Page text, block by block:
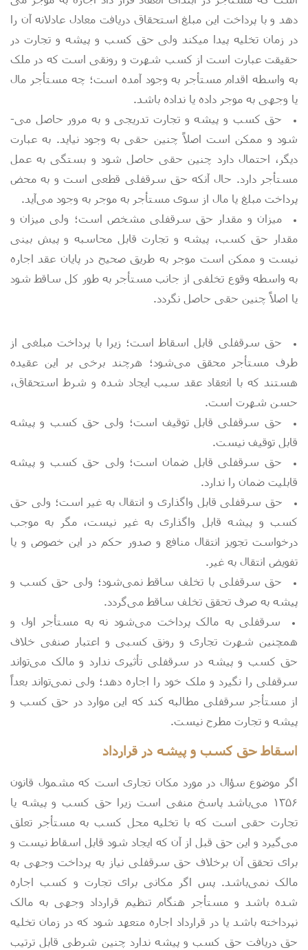
دهد و با پرداخت این مبلغ استحقاق دریافت معادل عادلانه آن را
در زمان تخلیه پیدا می­کند ولی حق کسب و پیشه و تجارت در
حقیقت عبارت است از کسب شهرت و رونقی است که در ملک
به واسطه اقدام مستأجر به وجود آمده است؛ چه مستأجر مال
یا وجهی به موجر داده یا نداده باشد.
حق کسب و پیشه و تجارت تدریجی و به مرور حاصل می‌­
شود و ممکن است اصلاً چنین حقی به وجود نیاید. به عبارت
دیگر، احتمال دارد چنین حقی حاصل شود و بستگی به عمل
مستأجر دارد. حال آنکه حق سرقفلی قطعی است و به محض
پرداخت مبلغ یا مال از سوی مستأجر به موجر به وجود می‌آید.
میزان و مقدار حق سرقفلی مشخص است؛ ولی میزان و
مقدار حق کسب، پیشه و تجارت قابل محاسبه و پیش بینی
نیست و ممکن است موجر به طریق صحیح در پایان عقد اجاره
به واسطه وقوع تخلفی از جانب مستأجر به طور کل ساقط شود
یا اصلاً چنین حقی حاصل نگردد.
حق سرقفلی قابل اسقاط است؛ زیرا با پرداخت مبلغی از
طرف مستأجر محقق می‌­شود؛ هرچند برخی بر این عقیده
هستند که با انعقاد عقد سبب ایجاد شده و شرط استحقاق،
حسن شهرت است.
حق سرقفلی قابل توقیف است؛ ولی حق کسب و پیشه
قابل توقیف نیست.
حق سرقفلی قابل ضمان است؛ ولی حق کسب و پیشه
قابلیت ضمان را ندارد.
حق سرقفلی قابل واگذاری و انتقال به غیر است؛ ولی حق
کسب و پیشه قابل واگذاری به غیر نیست، مگر به موجب
درخواست تجویز انتقال منافع و صدور حکم در این خصوص و یا
تفویض انتقال به غیر.
حق سرقفلی با تخلف ساقط نمی‌­شود؛ ولی حق کسب و
پیشه به صرف تحقق تخلف ساقط می­‌گردد.
سرقفلی به مالک پرداخت می‌­شود نه به مستأجر اول و
همچنین شهرت تجاری و رونق کسبی و اعتبار صنفی خلاف
حق کسب و پیشه در سرقفلی تأثیری ندارد و مالک می­‌تواند
سرقفلی را نگیرد و ملک خود را اجاره دهد؛ ولی نمی‌­تواند بعداً
از مستأجر سرقفلی مطالبه کند که این موارد در حق کسب و
پیشه و تجارت مطرح نیست.
اسقاط حق کسب و پیشه در قرارداد
اگر موضوع سؤال در مورد مکان تجاری است که مشمول قانون
۱۳۵۶ می‌باشد پاسخ منفی است زیرا حق کسب و پیشه یا
تجارت حقی است که با تخلیه محل کسب به مستأجر تعلق
می‌گیرد و این حق قبل از آن که ایجاد شود قابل اسقاط نیست و
برای تحقق آن برخلاف حق سرقفلی نیاز به پرداخت وجهی به
مالک نمی‌باشد. پس اگر مکانی برای تجارت و کسب اجاره
شده باشد و مستأجر هنگام تنظیم قرارداد وجهی به مالک
نپرداخته باشد یا در قرارداد اجاره متعهد شود که در زمان تخلیه
حق دریافت حق کسب و پیشه ندارد چنین شرطی قابل ترتیب